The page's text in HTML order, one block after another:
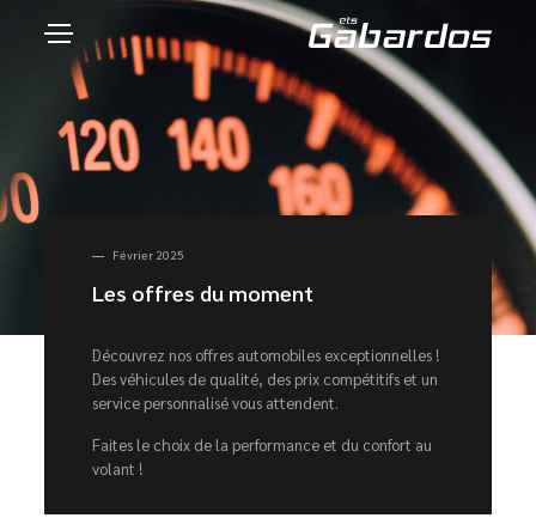
Février 2025
Les offres du moment
Découvrez nos offres automobiles exceptionnelles !
Des véhicules de qualité, des prix compétitifs et un
service personnalisé vous attendent.
Faites le choix de la performance et du confort au
volant !